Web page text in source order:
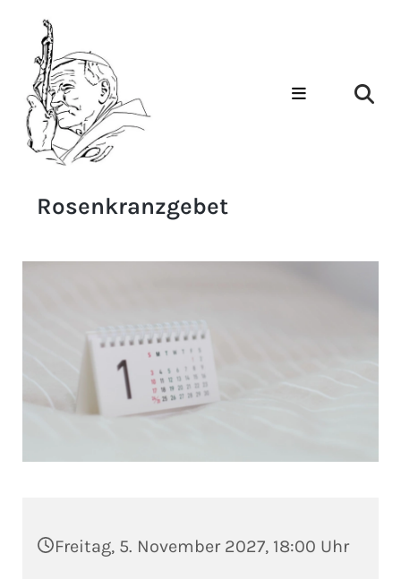
Rosenkranzgebet
Freitag, 5. November 2027, 18:00 Uhr